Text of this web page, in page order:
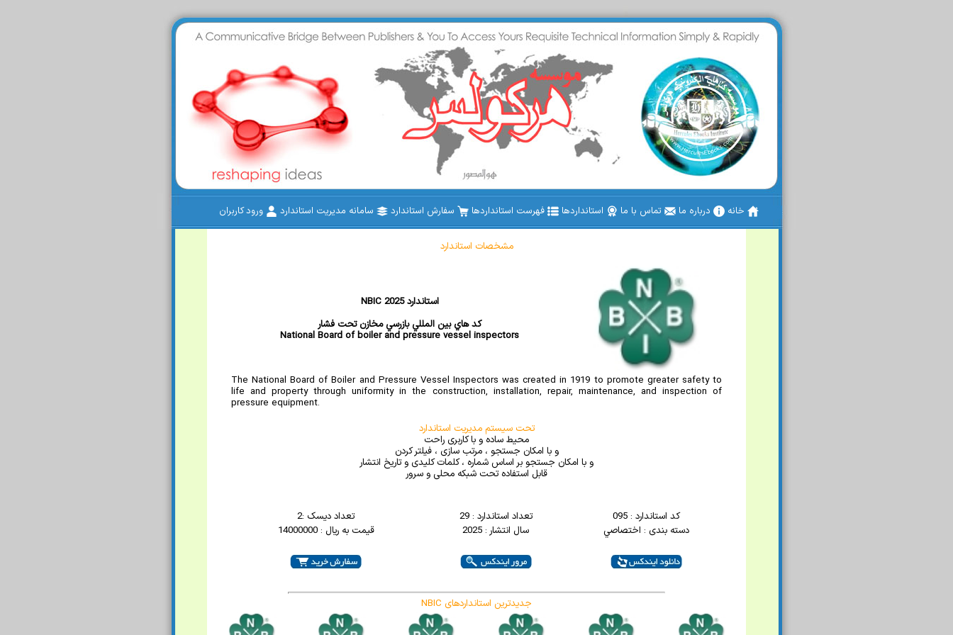
خانه درباره ما تماس با ما استانداردها فهرست استانداردها سفارش استاندارد سامانه مدیریت استاندارد ورود کاربران
مشخصات استاندارد
NBIC 2025 استاندارد
کد هاي بين المللي بازرسي مخازن تحت فشار
National Board of boiler and pressure vessel inspectors
The National Board of Boiler and Pressure Vessel Inspectors was created in 1919 to promote greater safety to
life and property through uniformity in the construction, installation, repair, maintenance, and inspection of
pressure equipment.
تحت سیستم مدیریت استاندارد
محیط ساده و با کاربری راحت
و با امکان جستجو ، مرتب سازی ، فیلتر کردن
و با امکان جستجو بر اساس شماره ، کلمات کلیدی و تاریخ انتشار
قابل استفاده تحت شبکه محلی و سرور
تعداد دیسک :2 تعداد استاندارد : 29
کد استاندارد : 095
قیمت به ریال : 14000000
سال انتشار : 2025 دسته بندی : اختصاصي
NBIC جدیدترین استانداردهای